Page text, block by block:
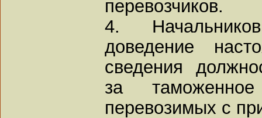
перевозчиков.
4.
доведение
сведения
за
перевозимых с